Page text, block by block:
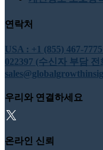
연락처
USA : +1 (855) 467-
022397 (수신자 부담 전
우리와 연결하세요
온라인 신뢰